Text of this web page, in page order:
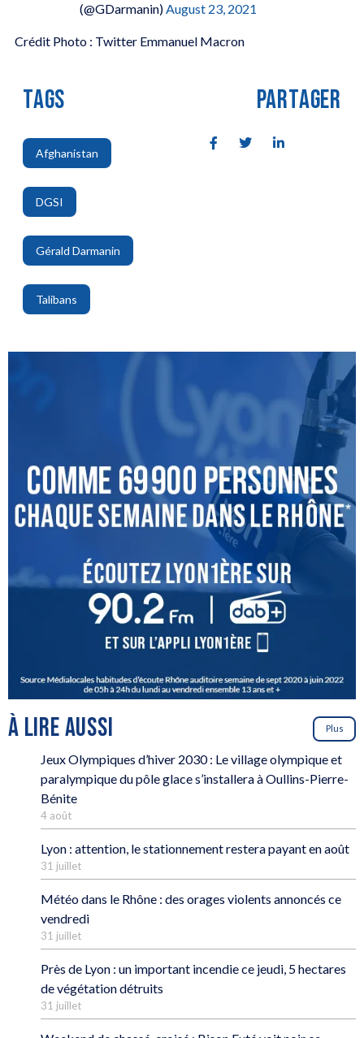
(@GDarmanin)August 23, 2021
Crédit Photo : Twitter Emmanuel Macron
TAGS
Afghanistan
,
DGSI
,
Gérald Darmanin
,
Talibans
PARTAGER
À LIRE AUSSI Plus
Jeux Olympiques d’hiver 2030 : Le village olympique et
paralympique du pôle glace s’installera à Oullins-Pierre-
Bénite
4 août
Lyon : attention, le stationnement restera payant en août
31 juillet
Météo dans le Rhône : des orages violents annoncés ce
vendredi
31 juillet
Près de Lyon : un important incendie ce jeudi, 5 hectares
de végétation détruits
31 juillet